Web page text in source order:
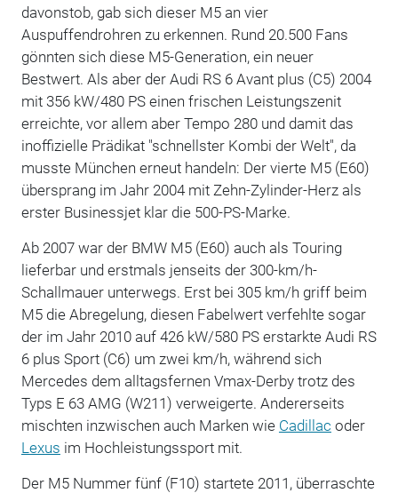
davonstob, gab sich dieser M5 an vier
Auspuffendrohren zu erkennen. Rund 20.500 Fans
gönnten sich diese M5-Generation, ein neuer
Bestwert. Als aber der Audi RS 6 Avant plus (C5) 2004
mit 356 kW/480 PS einen frischen Leistungszenit
erreichte, vor allem aber Tempo 280 und damit das
inoffizielle Prädikat "schnellster Kombi der Welt", da
musste München erneut handeln: Der vierte M5 (E60)
übersprang im Jahr 2004 mit Zehn-Zylinder-Herz als
erster Businessjet klar die 500-PS-Marke.
Ab 2007 war der BMW M5 (E60) auch als Touring
lieferbar und erstmals jenseits der 300-km/h-
Schallmauer unterwegs. Erst bei 305 km/h griff beim
M5 die Abregelung, diesen Fabelwert verfehlte sogar
der im Jahr 2010 auf 426 kW/580 PS erstarkte Audi RS
6 plus Sport (C6) um zwei km/h, während sich
Mercedes dem alltagsfernen Vmax-Derby trotz des
Typs E 63 AMG (W211) verweigerte. Andererseits
mischten inzwischen auch Marken wie Cadillac oder
Lexus im Hochleistungssport mit.
Der M5 Nummer fünf (F10) startete 2011, überraschte